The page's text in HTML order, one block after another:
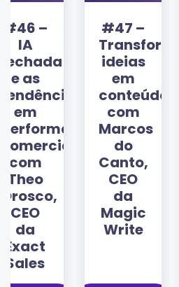
#47 –
Transformando
ideias
conteúdo
Marcos
do
Canto,
da
Magic
#10
Love
Brands:
criar
marca
com
Beatriz